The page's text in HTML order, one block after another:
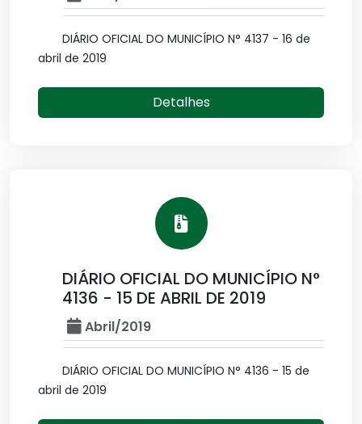
DIÁRIO OFICIAL DO MUNICÍPIO N° 4137 - 16 de
abril de 2019
Detalhes
DIÁRIO OFICIAL DO MUNICÍPIO N°
4136 - 15 DE ABRIL DE 2019
Abril/2019
DIÁRIO OFICIAL DO MUNICÍPIO N° 4136 - 15 de
abril de 2019